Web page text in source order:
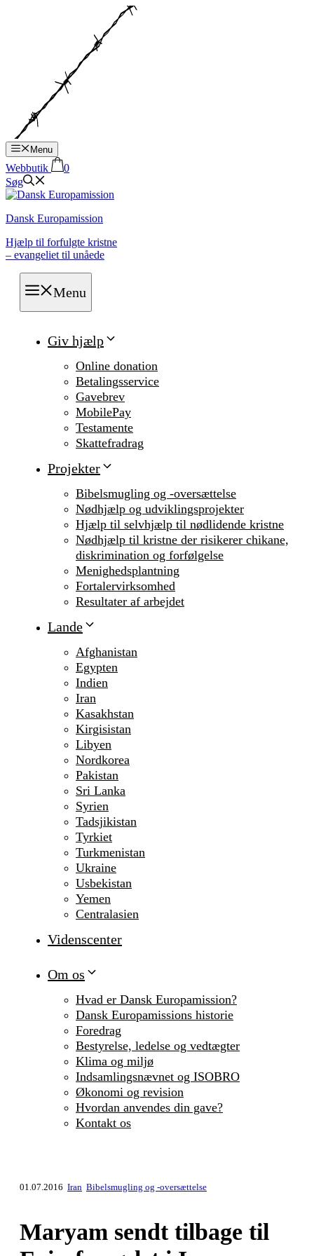
Menu
Webbutik
0
Søg
Dansk Europamission
Hjælp til forfulgte kristne
– evangeliet til unåede
Menu
Giv hjælp
Online donation
Betalingsservice
Gavebrev
MobilePay
Testamente
Skattefradrag
Projekter
Bibelsmugling og -oversættelse
Nødhjælp og udviklingsprojekter
Hjælp til selvhjælp til nødlidende kristne
Nødhjælp til kristne der risikerer chikane,
diskrimination og forfølgelse
Menighedsplantning
Fortalervirksomhed
Resultater af arbejdet
Lande
Afghanistan
Egypten
Indien
Iran
Kasakhstan
Kirgisistan
Libyen
Nordkorea
Pakistan
Sri Lanka
Syrien
Tadsjikistan
Tyrkiet
Turkmenistan
Ukraine
Usbekistan
Yemen
Centralasien
Videnscenter
Om os
Hvad er Dansk Europamission?
Dansk Europamissions historie
Foredrag
Bestyrelse, ledelse og vedtægter
Klima og miljø
Indsamlingsnævnet og ISOBRO
Økonomi og revision
Hvordan anvendes din gave?
Kontakt os
01.07.2016 Iran Bibelsmugling og -oversættelse
Maryam sendt tilbage til